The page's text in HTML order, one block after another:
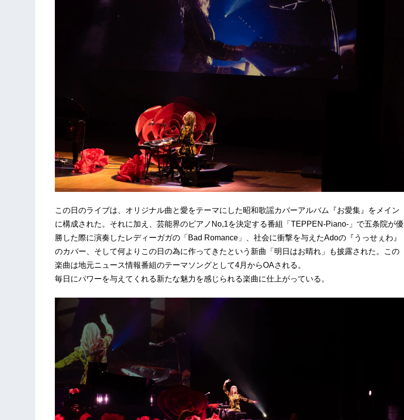
この日のライブは、オリジナル曲と愛をテーマにした昭和歌謡カバーアルバム『お愛集』をメイン
に構成された。それに加え、芸能界のピアノNo,1を決定する番組「TEPPEN-Piano-」で五条院が優
勝した際に演奏したレディーガガの「Bad Romance」、社会に衝撃を与えたAdoの『うっせぇわ』
のカバー、そして何よりこの日の為に作ってきたという新曲「明日はお晴れ」も披露された。この
楽曲は地元ニュース情報番組のテーマソングとして4月からOAされる。
毎日にパワーを与えてくれる新たな魅力を感じられる楽曲に仕上がっている。